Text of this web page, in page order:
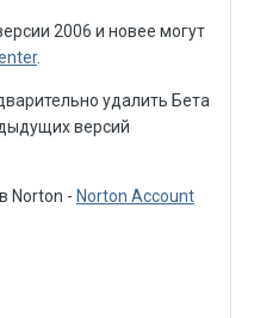
2006 и новее могут
.
удалить Бета
версий
Norton - Norton Account